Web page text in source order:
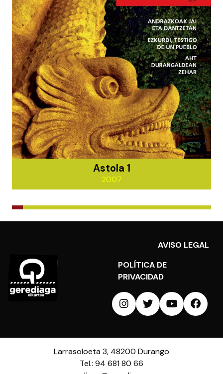
Astola 1
2007
AVISO LEGAL
POLÍTICA DE
PRIVACIDAD
Larrasoloeta 3, 48200 Durango
Tel.: 94 681 80 66